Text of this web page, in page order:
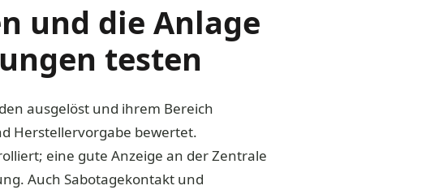
und die Anlage
testen
ausgelöst und ihrem Bereich
Herstellervorgabe bewertet.
eine gute Anzeige an der Zentrale
Auch Sabotagekontakt und